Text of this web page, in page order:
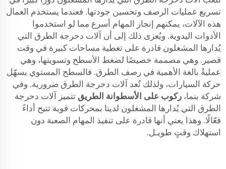
تسريع عمليات الرصف وتحسين جودتها. فعندما يستخدم العمال
هذه الآلات، يمكنهم إنجاز المهام أسرع مما لو استخدموا
الأدوات اليدوية. ويُعزى ذلك إلى أن آلات دحرجة الطرق التي
يُدارها المشغلون قادرة على تغطية مساحات كبيرة في وقت
قصير. وهي مصممة خصيصًا لضغط الأسطح وتسويتها، وهي
عمليةٌ بالغة الأهمية في رصف الطرق. فالسطح المستوي يسهّل
حركة السيارات، ولذلك تُعد آلات دحرجة الطرق ضرورية. وفي
شركة بنما، ركوب على الأسطوانة الطريق تتميز آلات دحرجة
الطرق التي يُدارها المشغلون لدينا بمحركات قوية تتيح أداءً
فعّالًا. وهذا يعني أنها قادرة على تنفيذ المهام الصعبة دون
استهلاك وقتٍ طويـل.